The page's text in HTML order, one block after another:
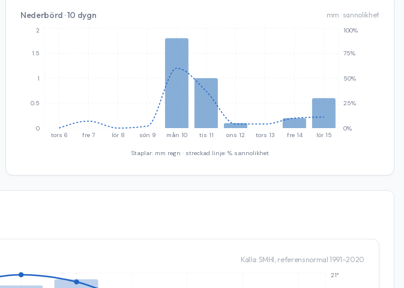
Nederbörd · 10 dygn mm · sannolikhet
tors 6 fre 7 lör 8 sön 9 mån 10 tis 11 ons 12 tors 13 fre 14 lör 15
0
0.5
1
1.5
2
0%
25%
50%
75%
100%
Staplar: mm regn · streckad linje: % sannolikhet
Källa: SMHI, referensnormal 1991–2020
21°